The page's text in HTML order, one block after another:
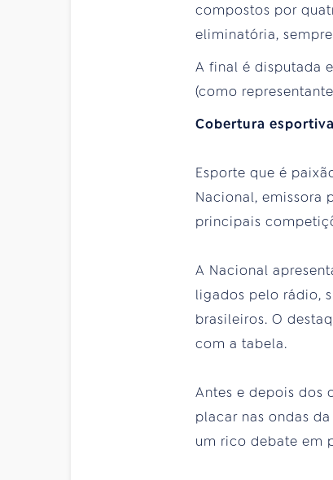
compostos por
eliminatória,
A final é disputada
(como
Cobertura
Esporte que é
Nacional, emissora
principais
A Nacional
ligados pelo rádio,
brasileiros. O
com a tabela.
Antes e depois dos
placar nas ondas
um rico debate em